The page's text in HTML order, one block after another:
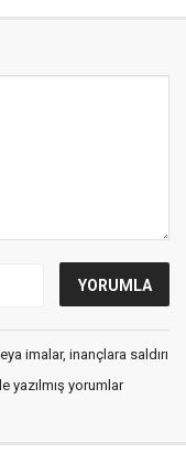
imalar, inançlara saldırı
yazılmış yorumlar